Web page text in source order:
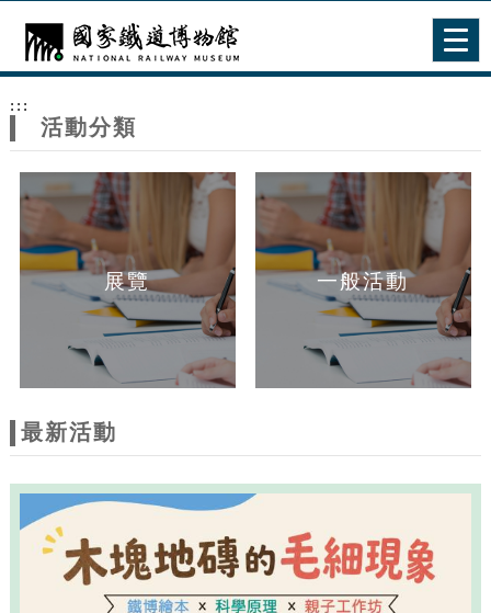
網
站
主
題
:::
活動分類
展覽 一般活動
最新活動